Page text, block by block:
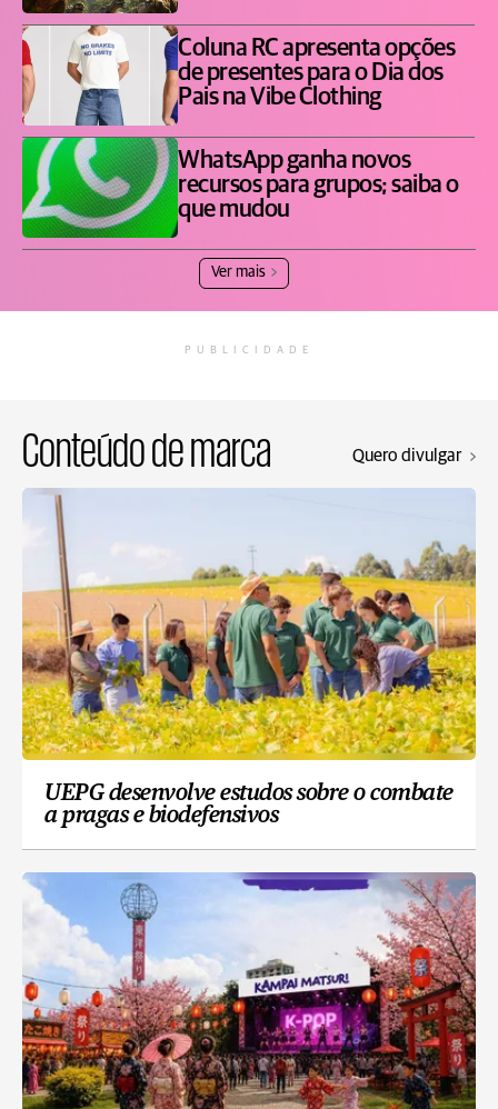
Coluna RC apresenta opções
de presentes para o Dia dos
Pais na Vibe Clothing
WhatsApp ganha novos
recursos para grupos; saiba o
que mudou
Ver mais
PUBLICIDADE
Conteúdo de marca Quero divulgar
UEPG desenvolve estudos sobre o combate
a pragas e biodefensivos